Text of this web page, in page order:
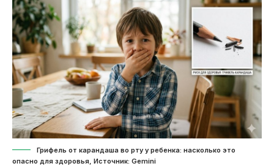
Грифель от карандаша во рту у ребенка: насколько это
опасно для здоровья, Источник: Gemini